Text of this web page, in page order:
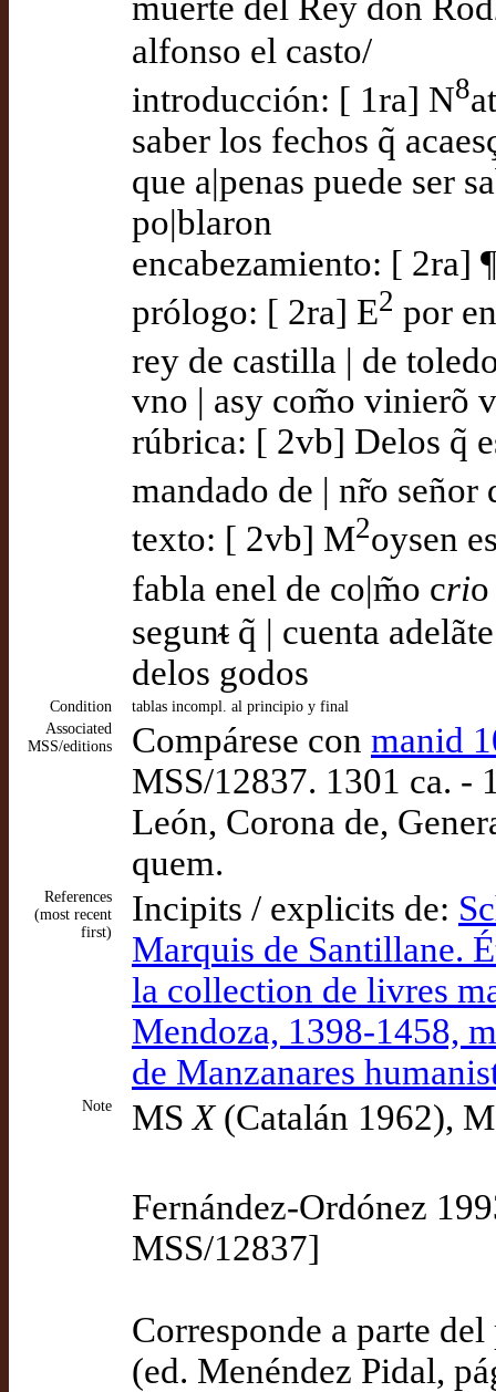
alfonso el casto/
introducción: [ 1ra] N8
saber los fechos q̃
que a|penas puede ser
po|blaron
encabezamiento: [ 2ra]
prólogo: [ 2ra] E2 por
rey de castilla | de
vno | asy com̃o vinierõ
rúbrica: [ 2vb] Delos q̃
mandado de | nr̃o señor
texto: [ 2vb] M2oysen
fabla enel de co|m̃o cri
segunᵵ q̃ | cuenta
delos godos
Condition
tablas incompl. al principio y final
Associated
MSS/editions
Compárese con manid
MSS/12837. 1301 ca. -
León, Corona de,
quem.
References
(most recent
first)
Incipits / explicits de:
Marquis de Santillane.
la collection de livres
Mendoza, 1398-1458,
de Manzanares
Note MS X(Catalán 1962),
Fernández-Ordónez
MSS/12837]
Corresponde a parte
(ed. Menéndez Pidal,